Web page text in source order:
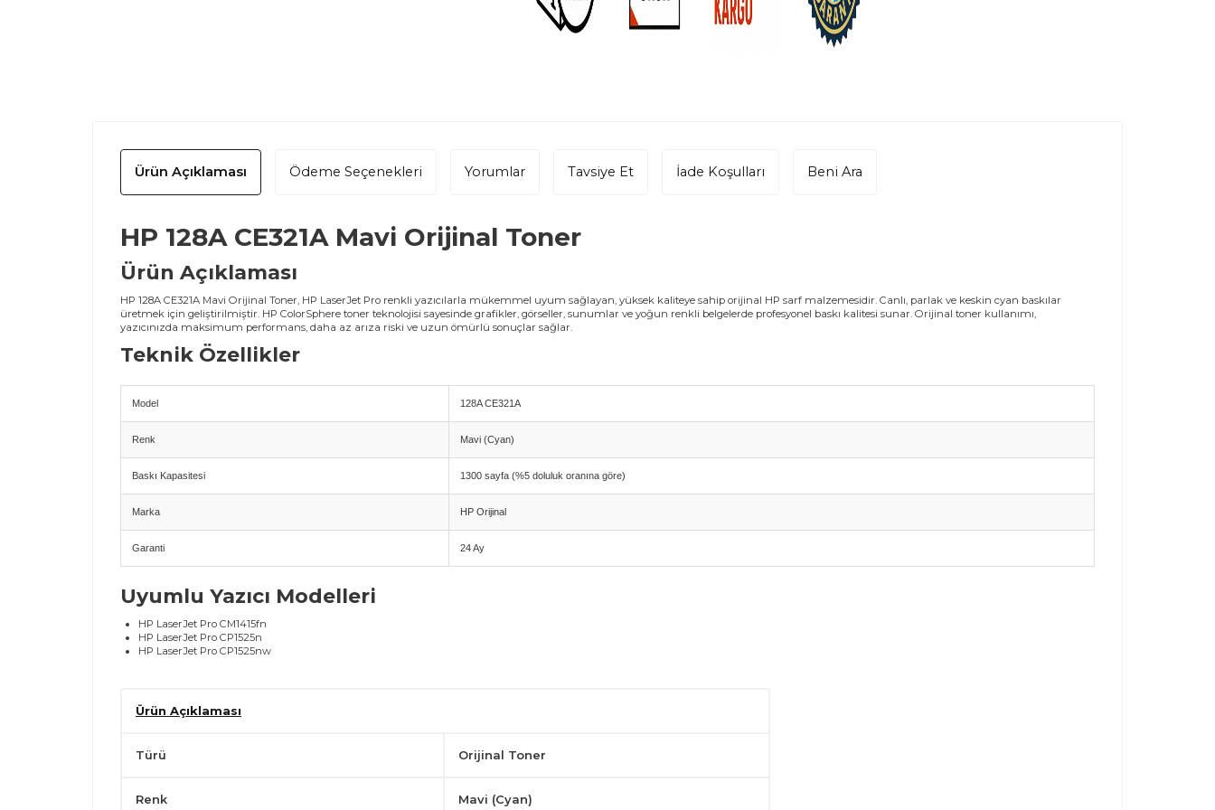
Ürün Açıklaması Ödeme Seçenekleri Yorumlar Tavsiye Et İade Koşulları Beni Ara
HP 128A CE321A Mavi Orijinal Toner
Ürün Açıklaması
HP 128A CE321A Mavi Orijinal Toner, HP LaserJet Pro renkli yazıcılarla mükemmel uyum sağlayan, yüksek kaliteye sahip orijinal HP sarf malzemesidir. Canlı, parlak ve keskin cyan baskılar
üretmek için geliştirilmiştir. HP ColorSphere toner teknolojisi sayesinde grafikler, görseller, sunumlar ve yoğun renkli belgelerde profesyonel baskı kalitesi sunar. Orijinal toner kullanımı,
yazıcınızda maksimum performans, daha az arıza riski ve uzun ömürlü sonuçlar sağlar.
Teknik Özellikler
Model 128A CE321A
Renk Mavi (Cyan)
Baskı Kapasitesi 1300 sayfa (%5 doluluk oranına göre)
Marka HP Orijinal
Garanti 24 Ay
Uyumlu Yazıcı Modelleri
HP LaserJet Pro CM1415fn
HP LaserJet Pro CP1525n
HP LaserJet Pro CP1525nw
HP ColorSphere teknolojisi ile canlı ve parlak cyan baskı kalitesi
Yazıcıyla tam uyumlu çalışma ve kolay montaj
En iyi renk doğruluğu için yazıcınızın renk kalibrasyonunu belirli aralıklarla yapın.
Ürün Açıklaması
Türü Orijinal Toner
Renk Mavi (Cyan)